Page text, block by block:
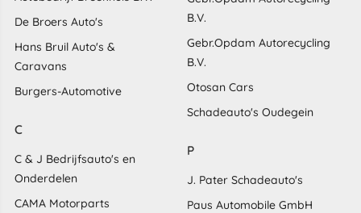
De Broers Auto's
Hans Bruil Auto's &
Caravans
Burgers-Automotive
C
C & J Bedrijfsauto's en
Onderdelen
CAMA Motorparts
B.V.
Gebr.Opdam Autorecycling
B.V.
Otosan Cars
Schadeauto's Oudegein
P
J. Pater Schadeauto's
Paus Automobile GmbH